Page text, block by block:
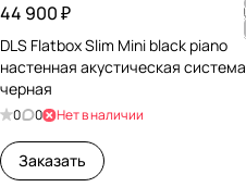
44 900 ₽
DLS Flatbox Slim Mini black piano
настенная акустическая система
черная
0 0 Нет в наличии
Заказать